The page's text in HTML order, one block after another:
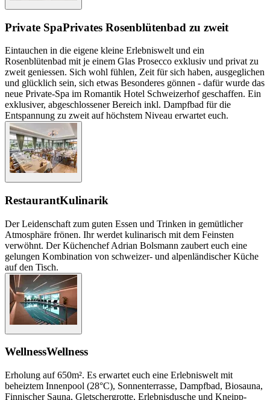
Private SpaPrivates Rosenblütenbad zu zweit
Eintauchen in die eigene kleine Erlebniswelt und ein
Rosenblütenbad mit je einem Glas Prosecco exklusiv und privat zu
zweit geniessen. Sich wohl fühlen, Zeit für sich haben, ausgeglichen
und glücklich sein, sich etwas Besonderes gönnen - dafür wurde das
neue Private-Spa im Romantik Hotel Schweizerhof geschaffen. Ein
exklusiver, abgeschlossener Bereich inkl. Dampfbad für die
Entspannung zu zweit auf höchstem Niveau erwartet euch.
RestaurantKulinarik
Der Leidenschaft zum guten Essen und Trinken in gemütlicher
Atmosphäre frönen. Ihr werdet kulinarisch mit dem Feinsten
verwöhnt. Der Küchenchef Adrian Bolsmann zaubert euch eine
gelungen Kombination von schweizer- und alpenländischer Küche
auf den Tisch.
WellnessWellness
Erholung auf 650m². Es erwartet euch eine Erlebniswelt mit
beheiztem Innenpool (28°C), Sonnenterrasse, Dampfbad, Biosauna,
Finnischer Sauna, Gletschergrotte, Erlebnisdusche und Kneipp-